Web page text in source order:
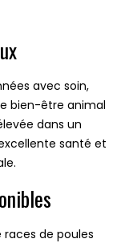
avec soin,
bien-être animal
dans un
santé et
de poules